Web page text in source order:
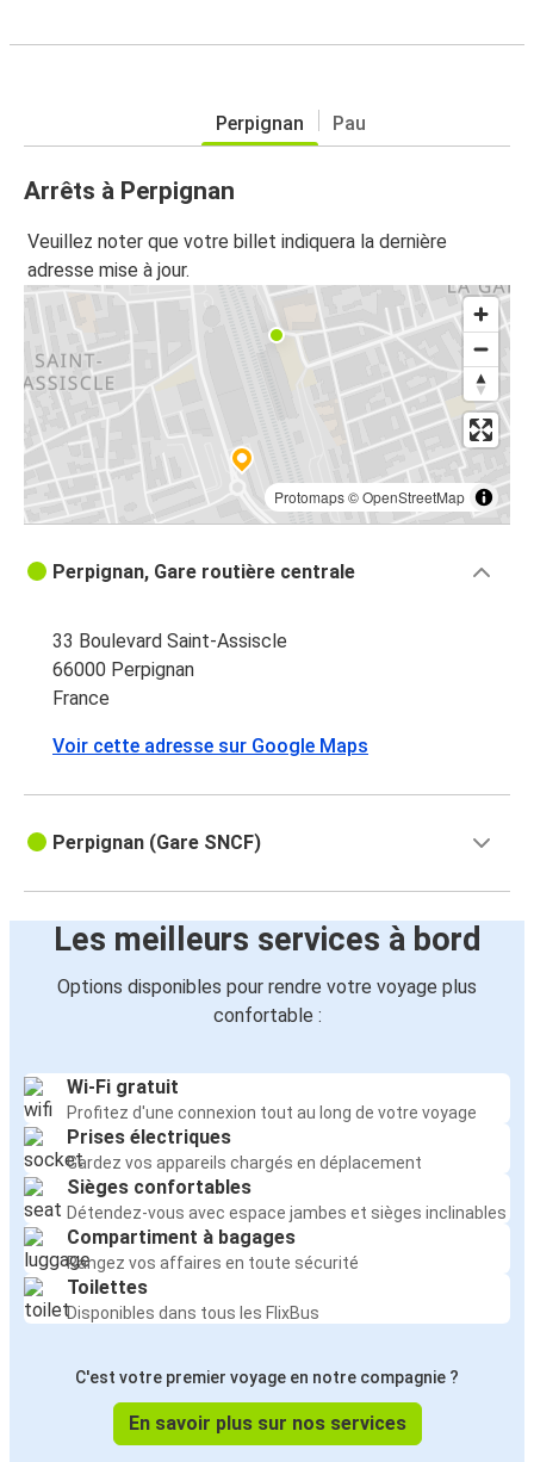
Perpignan Pau
Arrêts à Perpignan
Veuillez noter que votre billet indiquera la dernière
adresse mise à jour.
Protomaps©OpenStreetMap
Perpignan, Gare routière centrale
33 Boulevard Saint-Assiscle
66000 Perpignan
France
Voir cette adresse sur Google Maps
Perpignan (Gare SNCF)
Les meilleurs services à bord
Options disponibles pour rendre votre voyage plus
confortable :
Wi-Fi gratuit
Profitez d'une connexion tout au long de votre voyage
Prises électriques
Gardez vos appareils chargés en déplacement
Sièges confortables
Détendez-vous avec espace jambes et sièges inclinables
Compartiment à bagages
Rangez vos affaires en toute sécurité
Toilettes
Disponibles dans tous les FlixBus
C'est votre premier voyage en notre compagnie ?
En savoir plus sur nos services